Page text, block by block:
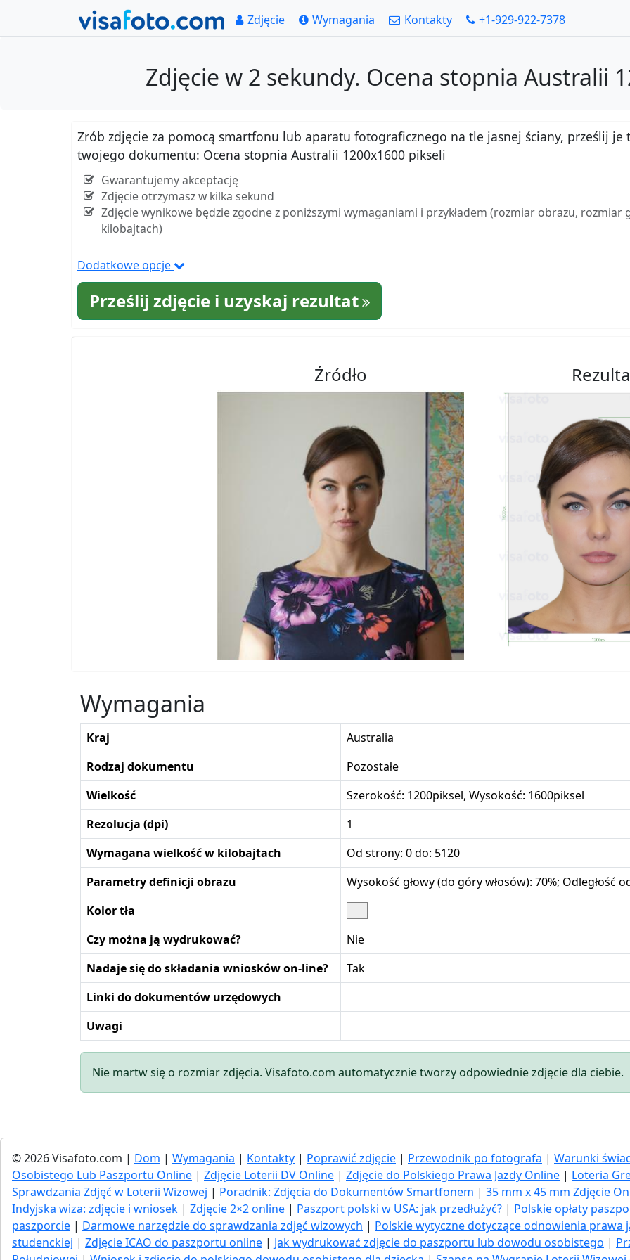
Zdjęcie Wymagania Kontakty +1-929-922-7378
Zdjęcie w 2 sekundy. Ocena stopnia Australii
Zrób zdjęcie za pomocą smartfonu lub aparatu fotograficznego na tle jasnej ściany, prześlij
twojego dokumentu: Ocena stopnia Australii 1200x1600 pikseli
Gwarantujemy akceptację
Zdjęcie otrzymasz w kilka sekund
Zdjęcie wynikowe będzie zgodne z poniższymi wymaganiami i przykładem (rozmiar obrazu, rozmiar
kilobajtach)
Dodatkowe opcje
Prześlij zdjęcie i uzyskaj rezultat
Źródło
Wymagania
Kraj
Australia
Rodzaj dokumentu
Pozostałe
Wielkość
Szerokość: 1200piksel, Wysokość: 1600piksel
Rezolucja (dpi)
1
Wymagana wielkość w kilobajtach
Od strony: 0 do: 5120
Parametry definicji obrazu
Wysokość głowy (do góry włosów): 70%; Odległość
Kolor tła
Czy można ją wydrukować?
Nie
Nadaje się do składania wniosków on-line?
Tak
Linki do dokumentów urzędowych
Uwagi
Nie martw się o rozmiar zdjęcia. Visafoto.com automatycznie tworzy odpowiednie zdjęcie dla ciebie.
© 2026 Visafoto.com | Dom | Wymagania | Kontakty | Poprawić zdjęcie | Przewodnik po fotografa | Warunki
Osobistego Lub Paszportu Online | Zdjęcie Loterii DV Online | Zdjęcie do Polskiego Prawa Jazdy Online | Loteria
Sprawdzania Zdjęć w Loterii Wizowej | Poradnik: Zdjęcia do Dokumentów Smartfonem | 35 mm x 45 mm Zdjęcie
Indyjska wiza: zdjęcie i wniosek | Zdjęcie 2×2 online | Paszport polski w USA: jak przedłużyć​? | Polskie opłaty
paszporcie | Darmowe narzędzie do sprawdzania zdjęć wizowych | Polskie wytyczne dotyczące odnowienia prawa
studenckiej | Zdjęcie ICAO do paszportu online | Jak wydrukować zdjęcie do paszportu lub dowodu osobistego |